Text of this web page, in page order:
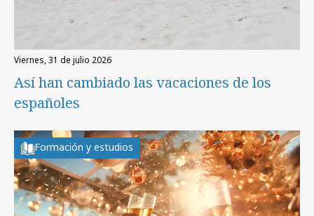
viernes, 31 de julio 2026
Así han cambiado las vacaciones de los
españoles
Formación y estudios